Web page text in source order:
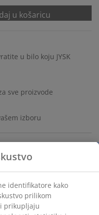
u košaricu
u bilo koju JYSK
sve proizvode
izboru